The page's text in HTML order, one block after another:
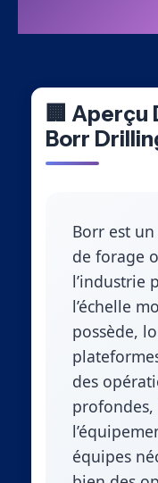
🏢 Aperçu
Borr
Borr est
de forage
l’industrie
l’échelle
possède,
des
équipes